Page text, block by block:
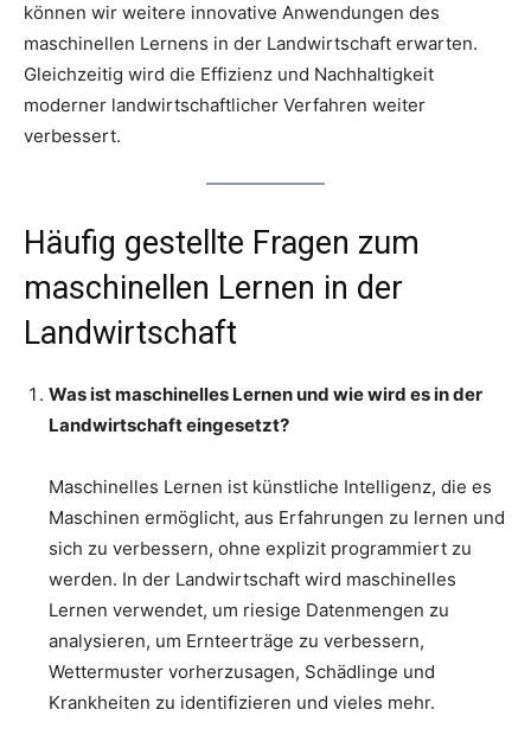
können wir weitere innovative Anwendungen des
maschinellen Lernens in der Landwirtschaft erwarten.
Gleichzeitig wird die Effizienz und Nachhaltigkeit
moderner landwirtschaftlicher Verfahren weiter
verbessert.
Häufig gestellte Fragen zum
maschinellen Lernen in der
Landwirtschaft
Was ist maschinelles Lernen und wie wird es in der
Landwirtschaft eingesetzt?
Maschinelles Lernen ist künstliche Intelligenz, die es
Maschinen ermöglicht, aus Erfahrungen zu lernen und
sich zu verbessern, ohne explizit programmiert zu
werden. In der Landwirtschaft wird maschinelles
Lernen verwendet, um riesige Datenmengen zu
analysieren, um Ernteerträge zu verbessern,
Wettermuster vorherzusagen, Schädlinge und
Krankheiten zu identifizieren und vieles mehr.